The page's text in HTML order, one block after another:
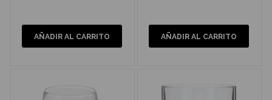
AÑADIR AL CARRITO AÑADIR AL CARRITO